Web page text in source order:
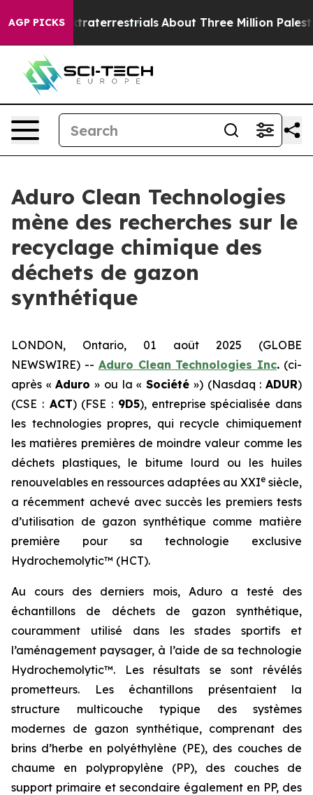
AGP PICKS
Extraterrestrials About Three Million Palestinians
Aduro Clean Technologies
mène des recherches sur le
recyclage chimique des
déchets de gazon
synthétique
LONDON, Ontario, 01 août 2025 (GLOBE
NEWSWIRE) -- Aduro Clean Technologies Inc. (ci-
après «Aduro » ou la «Société ») (Nasdaq :ADUR)
(CSE :ACT) (FSE : 9D5), entreprise spécialisée dans
les technologies propres, qui recycle chimiquement
les matières premières de moindre valeur comme les
déchets plastiques, le bitume lourd ou les huiles
renouvelables en ressources adaptées au XXIe siècle,
a récemment achevé avec succès les premiers tests
d’utilisation de gazon synthétique comme matière
première pour sa technologie exclusive
Hydrochemolytic™ (HCT).
Au cours des derniers mois, Aduro a testé des
échantillons de déchets de gazon synthétique,
couramment utilisé dans les stades sportifs et
l’aménagement paysager, à l’aide de sa technologie
Hydrochemolytic™. Les résultats se sont révélés
prometteurs. Les échantillons présentaient la
structure multicouche typique des systèmes
modernes de gazon synthétique, comprenant des
brins d’herbe en polyéthylène (PE), des couches de
chaume en polypropylène (PP), des couches de
support primaire et secondaire également en PP, des